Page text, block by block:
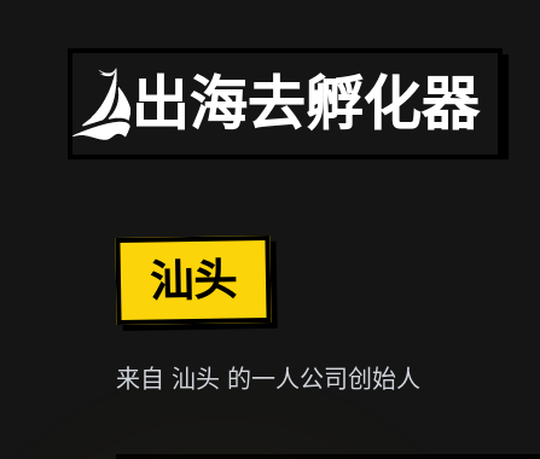
出海去孵化器
汕头
来自 汕头 的一人公司创始人